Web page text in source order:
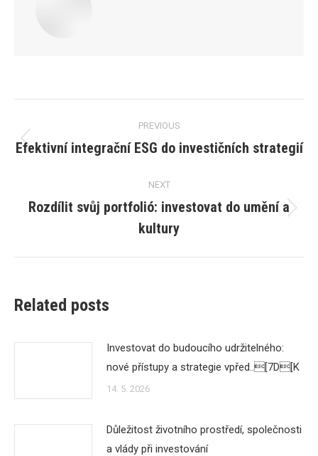
navigation
PREVIOUS
Previous
Efektivní integrační ESG do investičních strategií
NEXT
post:
Rozdílit svůj portfolió: investovat do umění a
kultury
Related posts
Investovat do budoucího udržitelného:
nové přístupy a strategie vpřed..[7D[K
14. 5. 2026
Důležitost životního prostředí, společnosti
a vlády při investování